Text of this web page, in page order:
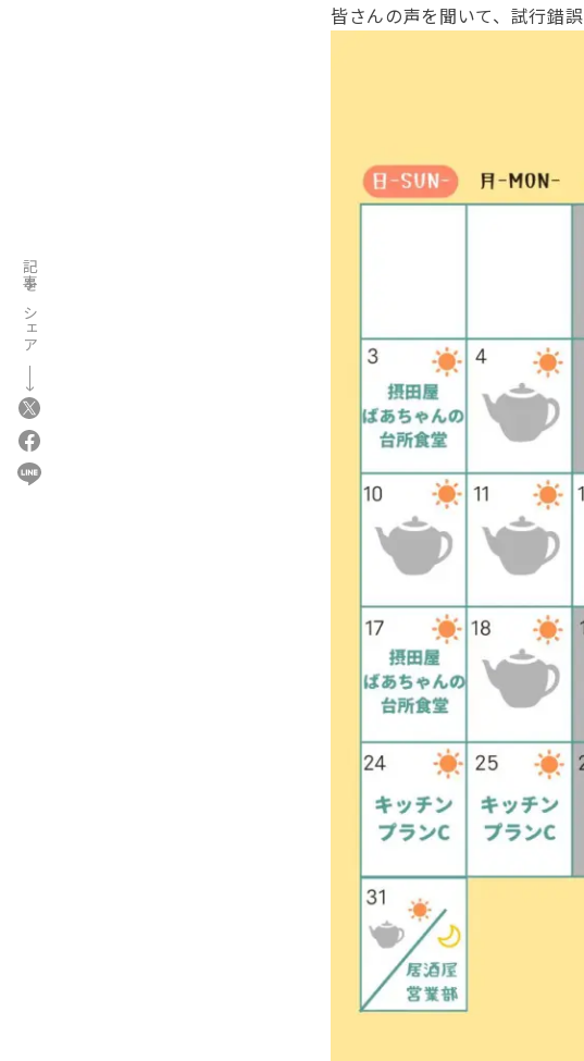
皆さんの声を聞いて、試行錯誤
記事をシェア